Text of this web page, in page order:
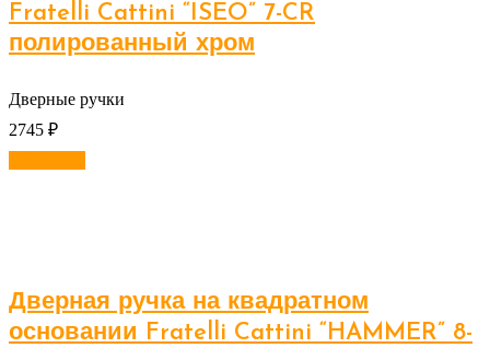
Fratelli Cattini “ISEO” 7-CR
полированный хром
Дверные ручки
2745 ₽
Дверная ручка на квадратном
основании Fratelli Cattini “HAMMER” 8-